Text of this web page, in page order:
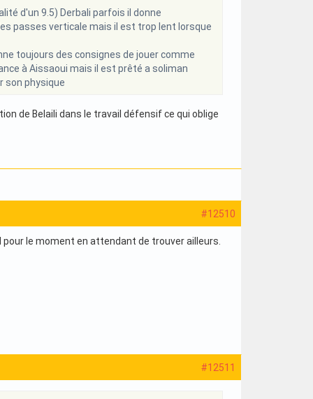
d'un 9.5) Derbali parfois il donne
passes verticale mais il est trop lent lorsque
toujours des consignes de jouer comme
à Aissaoui mais il est prêté a soliman
son physique
de Belaili dans le travail défensif ce qui oblige
#12510
pour le moment en attendant de trouver ailleurs.
#12511